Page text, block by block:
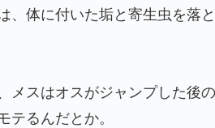
、体に付いた垢と寄生虫を落
メスはオスがジャンプした後
テるんだとか。